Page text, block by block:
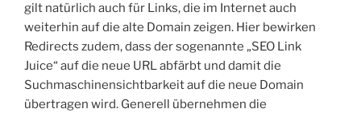
gilt natürlich auch für Links, die im Internet auch
weiterhin auf die alte Domain zeigen. Hier bewirken
Redirects zudem, dass der sogenannte „SEO Link
Juice“ auf die neue URL abfärbt und damit die
Suchmaschinensichtbarkeit auf die neue Domain
übertragen wird. Generell übernehmen die